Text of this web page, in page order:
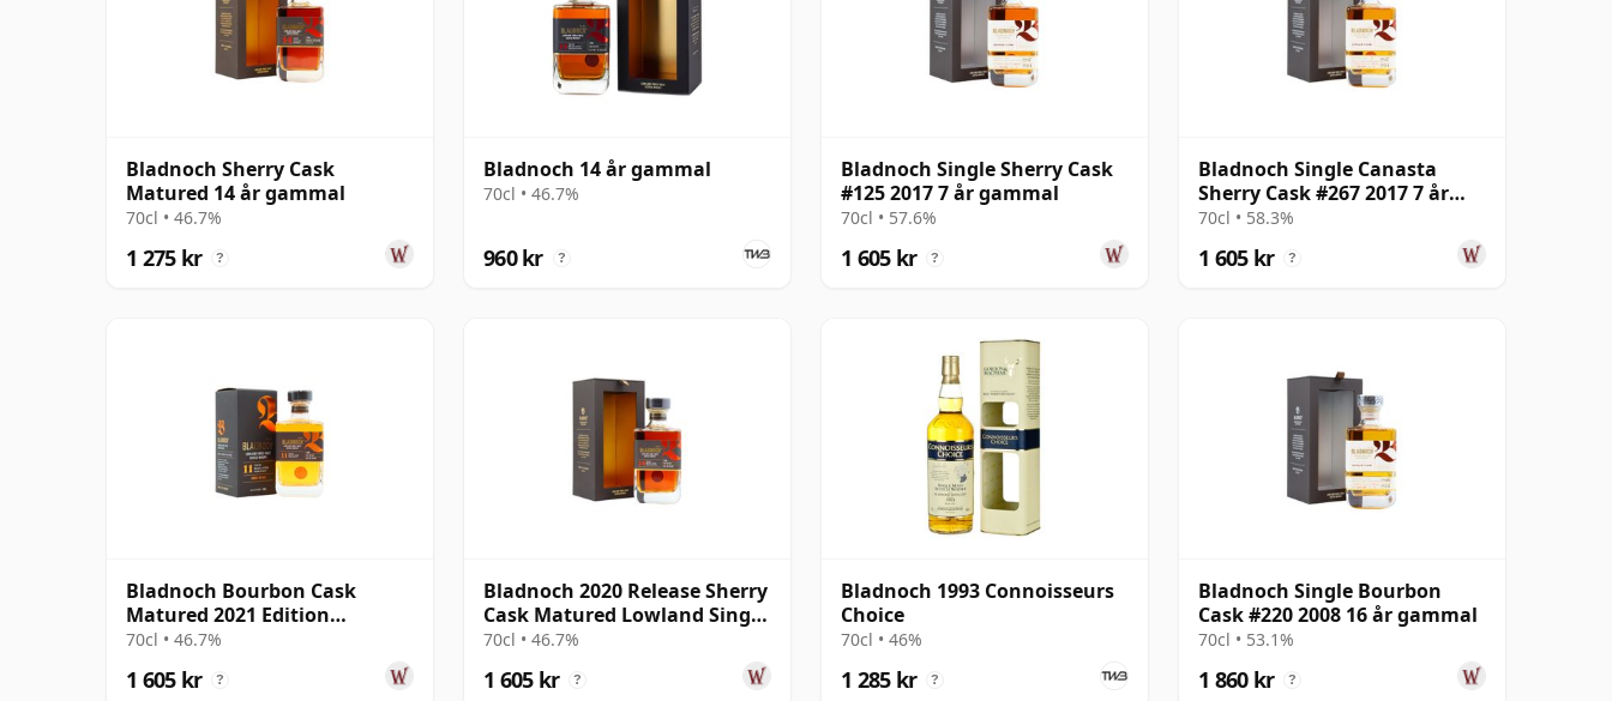
Bladnoch Sherry Cask
Matured 14 år gammal
70cl • 46.7%
1 275 kr ?
Bladnoch 14 år gammal
70cl • 46.7%
960 kr ?
Bladnoch Single Sherry Cask
#125 2017 7 år gammal
70cl • 57.6%
1 605 kr ?
Bladnoch Single Canasta
Sherry Cask #267 2017 7 år
gammal
70cl • 58.3%
1 605 kr ?
Bladnoch Bourbon Cask
Matured 2021 Edition
Lowland Single M 11 år
70cl • 46.7%
1 605 kr ?
Bladnoch 2020 Release Sherry
Cask Matured Lowland Single
Ma 14 år gammal
70cl • 46.7%
1 605 kr ?
Bladnoch 1993 Connoisseurs
Choice
70cl • 46%
1 285 kr ?
Bladnoch Single Bourbon
Cask #220 2008 16 år gammal
70cl • 53.1%
1 860 kr ?